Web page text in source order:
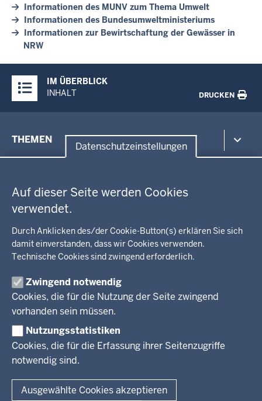
Datenschutzeinstellungen
Auf dieser Seite werden Cookies
verwendet.
Durch Anklicken des/der Cookie-Button(s) erklären Sie sich
damit einverstanden, dass wir Cookies verwenden.
Technische Cookies sind zwingend erforderlich.
Zwingend notwendig
Cookies, die für die Nutzung der Seite zwingend
vorhanden sein müssen.
Nutzungsstatistiken
Cookies, die für die Erfassung ihrer Seitenzugriffe
notwendig sind.
Ausgewählte Cookies akzeptieren
Informationen des MUNV zum Thema Umwelt
Informationen des Bundesumweltministeriums
Informationen zur Bewirtschaftung der Gewässer in
NRW
Inhalte
IM ÜBERBLICK
INHALT
DRUCKEN
der
THEMEN
Kommunalaufsicht, Planung, Verkehr
Energie, Bergbau
Recht, Ordnung
Integration, Migration
Behördenleitung
Regierungsbezirk
KARRIERE
Stellenausschreibungen
Pressestelle
Social Media
BEKANNTMACHUNGEN
Amtsblatt
© 2026 Bezirksregierung Arnsberg
Fußzeile
Impressum Datenschutz Barrierefreiheit
Kurzlink zu dieser Seite